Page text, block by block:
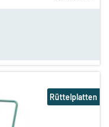
Rüttelplatten